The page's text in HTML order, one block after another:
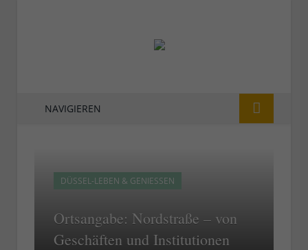
NAVIGIEREN
DÜSSEL-LEBEN & GENIESSEN
Ortsangabe: Nordstraße – von
Geschäften und Institutionen